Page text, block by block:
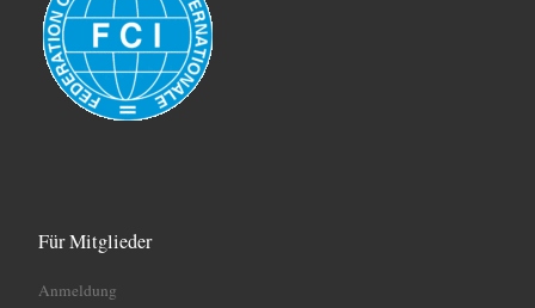
Für Mitglieder
Anmeldung